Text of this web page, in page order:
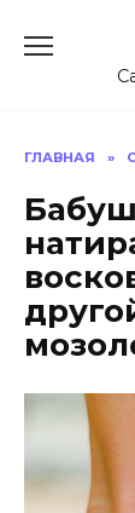
содержанию
ГЛАВНАЯ »